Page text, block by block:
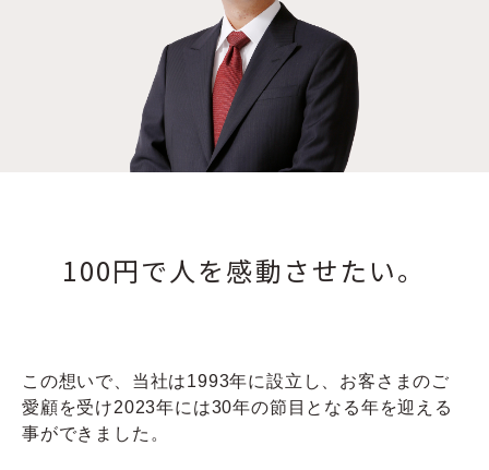
100円で人を感動させたい。
この想いで、当社は1993年に設立し、お客さまのご
愛顧を受け2023年には30年の節目となる年を迎える
事ができました。